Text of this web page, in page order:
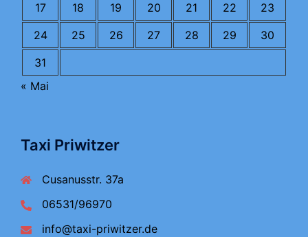
17
18 19 20 21 22
23
24
25 26 27 28 29
30
31
« Mai
Taxi Priwitzer
Cusanusstr. 37a
06531/96970
info@taxi-priwitzer.de